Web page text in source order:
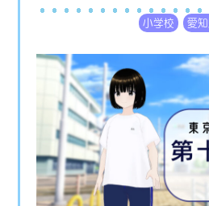
小学校 愛